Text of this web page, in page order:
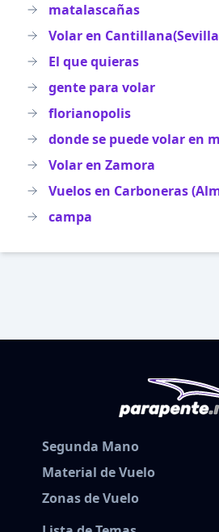
matalascañas
Volar en
El que quieras
gente para volar
florianopolis
donde se puede volar en
Volar en Zamora
Vuelos en Carboneras
campa
Segunda Mano
Material de Vuelo
Zonas de Vuelo